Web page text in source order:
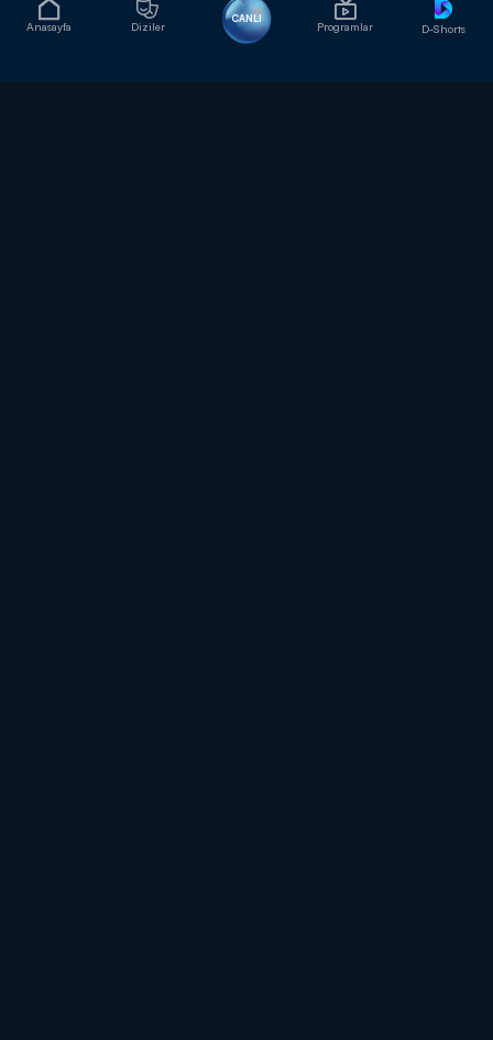
Anasayfa Diziler
CANLI
Programlar D-Shorts